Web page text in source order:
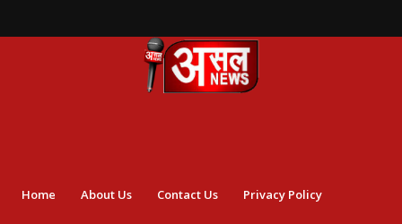
Home About Us Contact Us Privacy Policy